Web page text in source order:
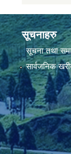
सूचनाहरु
सूचना तथा
सार्वजनिक